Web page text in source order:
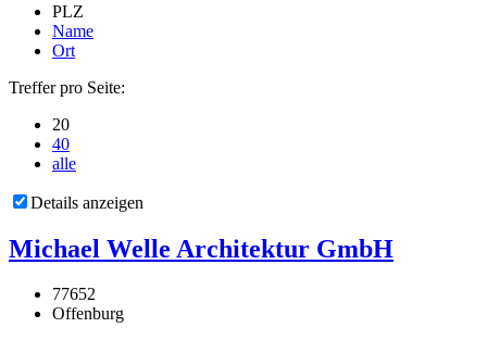
PLZ
Name
Ort
Treffer pro Seite:
20
40
alle
Details anzeigen
Michael Welle Architektur GmbH
77652
Offenburg